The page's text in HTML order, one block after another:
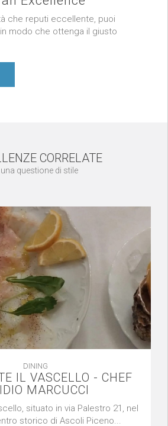
che reputi eccellente, puoi
modo che ottenga il giusto
CORRELATE
una questione di stile
DINING
IL VASCELLO - CHEF
MARCUCCI
situato in via Palestro 21, nel
storico di Ascoli Piceno...